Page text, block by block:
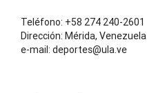
Teléfono: +58 274 240-2601
Dirección: Mérida, Venezuela
e-mail: deportes@ula.ve